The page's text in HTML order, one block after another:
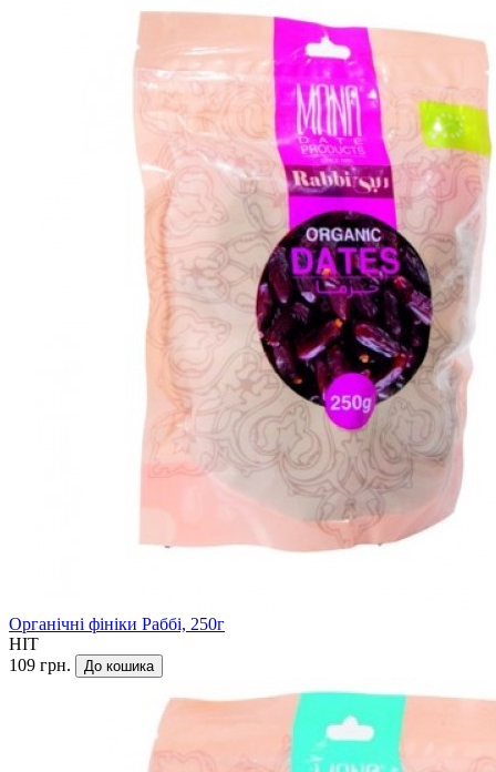
Органічні фініки Раббі, 250г
HIT
109 грн.
До кошика